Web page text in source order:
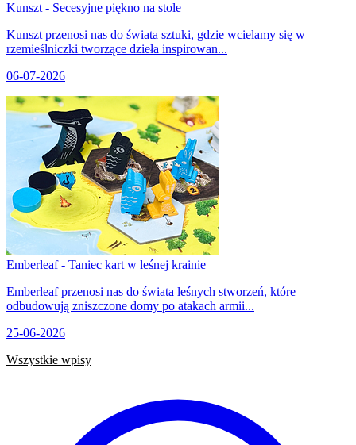
Kunszt - Secesyjne piękno na stole
Kunszt przenosi nas do świata sztuki, gdzie wcielamy się w
rzemieślniczki tworzące dzieła inspirowan...
06-07-2026
Emberleaf - Taniec kart w leśnej krainie
Emberleaf przenosi nas do świata leśnych stworzeń, które
odbudowują zniszczone domy po atakach armii...
25-06-2026
Wszystkie wpisy